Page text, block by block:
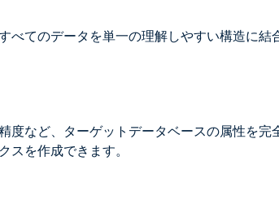
てのデータを単一の理解しやすい構造に結
度など、ターゲットデータベースの属性を
スを作成できます。